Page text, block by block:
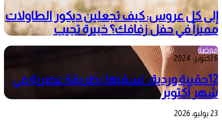
إلى كل عروس: كيف تجعلين ديكور الطاولات
مميزاً في حفل زفافك؟ خبيرة تجيب
موضة
6 أكتوبر، 2024
12حقيبة وردية.. نسقيها بطريقة عصرية في
شهر أكتوبر
23 يوليو، 2026